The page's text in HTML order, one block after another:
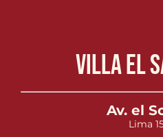
Villa el
Av. el
Lima